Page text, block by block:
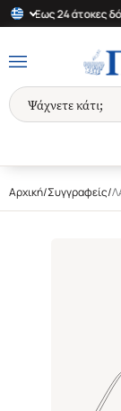
| Έως 24 άτοκες
Αρχική/Συγγραφείς/